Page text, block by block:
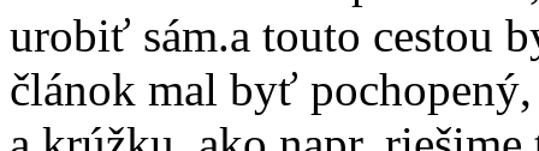
urobiť sám.a touto cestou
článok mal byť